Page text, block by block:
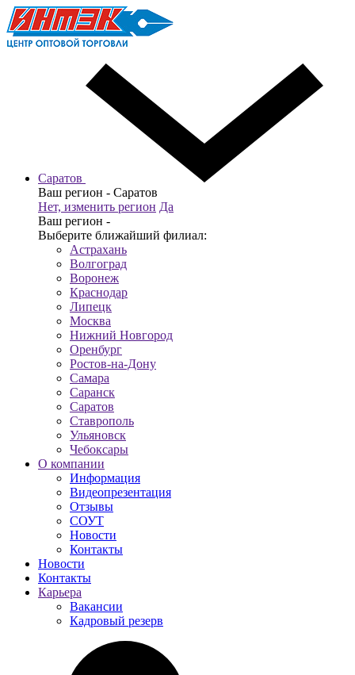
Саратов
Ваш регион - Саратов
Нет, изменить регион Да
Ваш регион -
Выберите ближайший филиал:
Астрахань
Волгоград
Воронеж
Краснодар
Липецк
Москва
Нижний Новгород
Оренбург
Ростов-на-Дону
Самара
Саранск
Саратов
Ставрополь
Ульяновск
Чебоксары
О компании
Информация
Видеопрезентация
Отзывы
СОУТ
Новости
Контакты
Новости
Контакты
Карьера
Вакансии
Кадровый резерв